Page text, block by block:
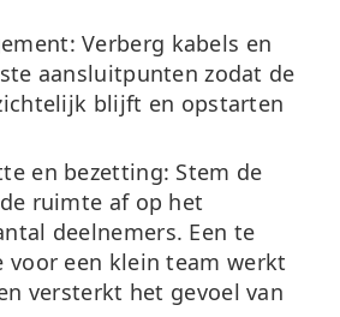
Verberg kabels en
aansluitpunten zodat de
blijft en opstarten
en bezetting: Stem de
ruimte af op het
deelnemers. Een te
een klein team werkt
versterkt het gevoel van